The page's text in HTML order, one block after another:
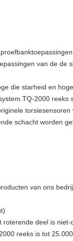
van de de
die starheid en
2000
schacht worden
van ons
roterende deel is
reeks is tot